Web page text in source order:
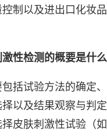
制以及进出口化妆
性检测的概要是什么
括试验方法的确定
以及结果观察与判
皮肤刺激性试验（